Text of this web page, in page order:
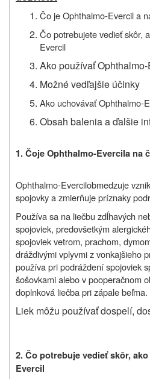
Čo je Ophthalmo-Evercila
Čo potrebujete vedieť skôr,
Evercil
Ako používať
Možné vedľajšie účinky
Ako uchovávať Ophthalmo-
Obsah balenia a ďalšie
1. ČojeOphthalmo-Evercila na
Ophthalmo-Evercilobmedzuje
spojovky a zmierňuje príznaky
Používa sa na liečbu zdĺhavých
spojoviek, predovšetkým
spojoviek vetrom, prachom,
dráždivými vplyvmi z vonkajšieho
používa pri podráždení spojoviek
šošovkami alebo v pooperačnom
doplnková liečba pri zápale beľma.
Liek môžu používať dospelí,
2. Čo potrebuje vedieť skôr,
Evercil